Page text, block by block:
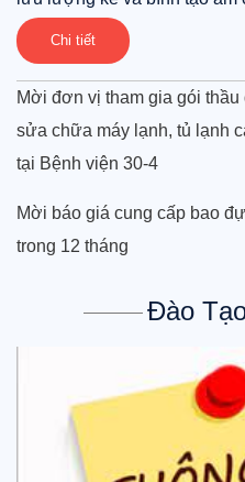
Mời cung cấp hồ sơ năng
lưu lượng kế và bình tạo ẩm
Mời đơn vị tham gia gói
sửa chữa máy lạnh, tủ lạnh
Mời báo giá cung cấp bao
Đào